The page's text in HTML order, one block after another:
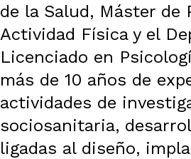
de la Salud, Máster de
Actividad Física y el
Licenciado en
más de 10 años de
actividades de
sociosanitaria,
ligadas al diseño,